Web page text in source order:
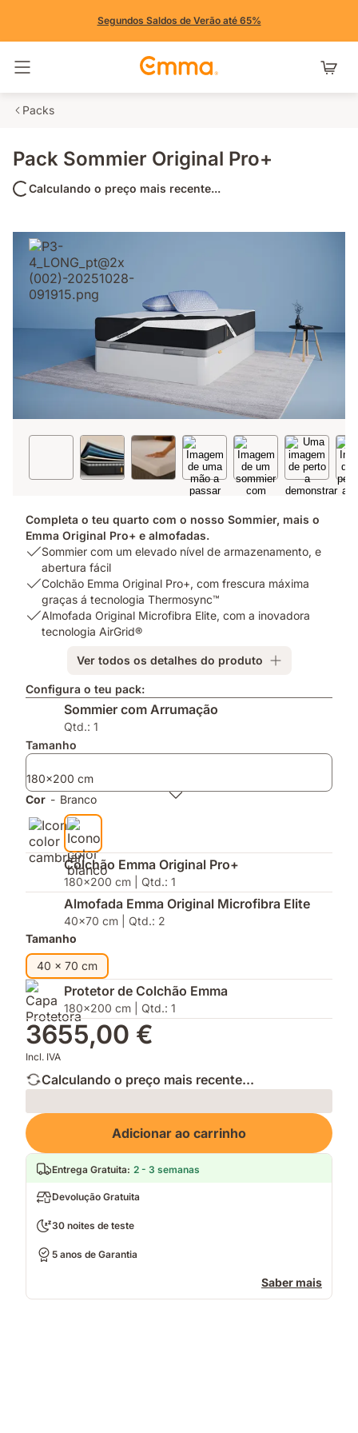
Segundos Saldos de Verão até 65%
Packs
Pack Sommier Original Pro+
Calculando o preço mais recente...
Completa o teu quarto com o nosso Sommier, mais o
Emma Original Pro+ e almofadas.
USP
Sommier
com
um
elevado
e
abertura
Sommier com um elevado nível de armazenamento, e
abertura fácil
USP
Colchão
Emma
frescura
máxima
á
tecnologia
Thermosync™
Colchão Emma Original Pro+, com frescura máxima
graças á tecnologia Thermosync™
USP
Elite,
inovadora
tecnologia
AirGrid®
Almofada Original Microfibra Elite, com a inovadora
tecnologia AirGrid®
Ver todos os detalhes do produto
Configura o teu pack:
Sommier com Arrumação
Qtd.: 1
Tamanho
180x200 cm
Cor - Branco
Colchão Emma Original Pro+
180x200 cm | Qtd.: 1
Almofada Emma Original Microfibra Elite
40x70 cm | Qtd.: 2
Tamanho
40 x 70 cm
Protetor de Colchão Emma
180x200 cm | Qtd.: 1
3655,00 €
Incl. IVA
Calculando o preço mais recente...
Loading
Adicionar ao carrinho
Entrega Gratuita: 2 - 3 semanas
Devolução Gratuita
30 noites de teste
5 anos de Garantia
Saber mais